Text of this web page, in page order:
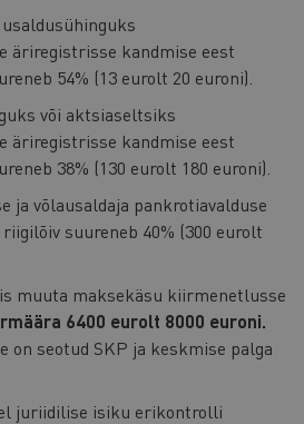
äriregistrisse kandmise eest
54% (13 eurolt 20 euroni).
või aktsiaseltsiks
äriregistrisse kandmise eest
38% (130 eurolt 180 euroni).
ja võlausaldaja pankrotiavalduse
suureneb 40% (300 eurolt
muuta maksekäsu kiirmenetlusse
6400 eurolt 8000 euroni.
on seotud SKP ja keskmise palga
juriidilise isiku erikontrolli